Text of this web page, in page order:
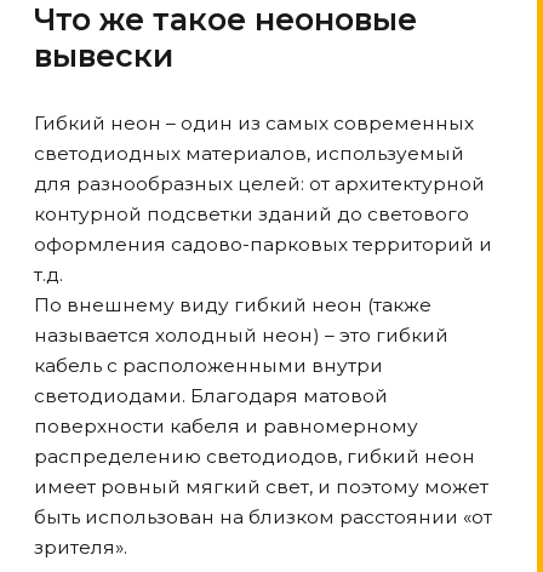
Что же такое неоновые
вывески
Гибкий неон – один из самых современных
светодиодных материалов, используемый
для разнообразных целей: от архитектурной
контурной подсветки зданий до светового
оформления садово-парковых территорий и
т.д.
По внешнему виду гибкий неон (также
называется холодный неон) – это гибкий
кабель с расположенными внутри
светодиодами. Благодаря матовой
поверхности кабеля и равномерному
распределению светодиодов, гибкий неон
имеет ровный мягкий свет, и поэтому может
быть использован на близком расстоянии «от
зрителя».